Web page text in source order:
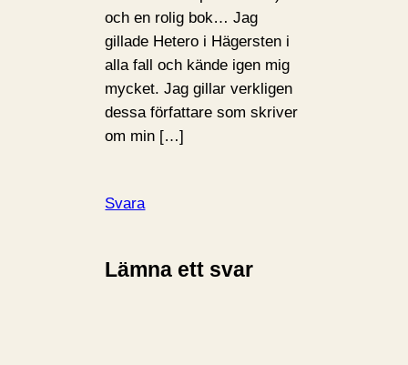
och en rolig bok… Jag
gillade Hetero i Hägersten i
alla fall och kände igen mig
mycket. Jag gillar verkligen
dessa författare som skriver
om min […]
Svara
Lämna ett svar